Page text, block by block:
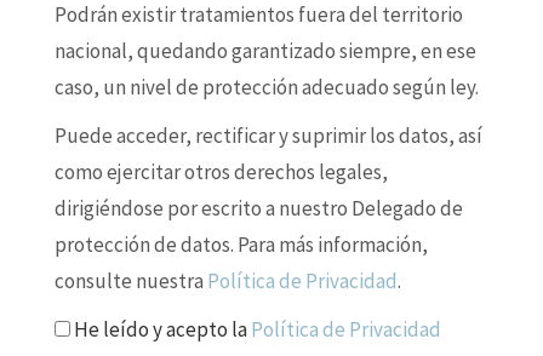
Podrán existir tratamientos fuera del territorio
nacional, quedando garantizado siempre, en ese
caso, un nivel de protección adecuado según ley.
Puede acceder, rectificar y suprimir los datos, así
como ejercitar otros derechos legales,
dirigiéndose por escrito a nuestro Delegado de
protección de datos. Para más información,
consulte nuestra Política de Privacidad.
He leído y acepto laPolítica de Privacidad